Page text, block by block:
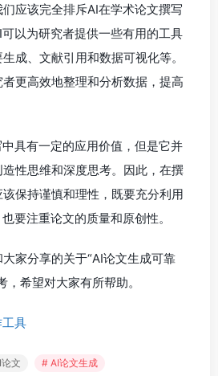
应该完全排斥AI在学术论文撰写
以为研究者提供一些有用的工具
成、文献引用和数据可视化等。
更高效地整理和分析数据，提高
具有一定的应用价值，但是它并
性思维和深度思考。因此，在撰
保持谨慎和理性，既要充分利用
要注重论文的质量和原创性。
家分享的关于“AI论文生成可靠
希望对大家有所帮助。
具
文 # AI论文生成